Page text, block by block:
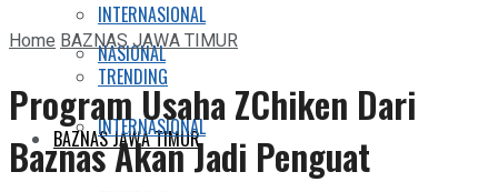
INTERNASIONAL
TRENDING
BAZNAS JAWA TIMUR
NASIONAL
INTERNASIONAL
HomeBAZNAS JAWA TIMUR
Program Usaha ZChiken Dari
Baznas Akan Jadi Penguat